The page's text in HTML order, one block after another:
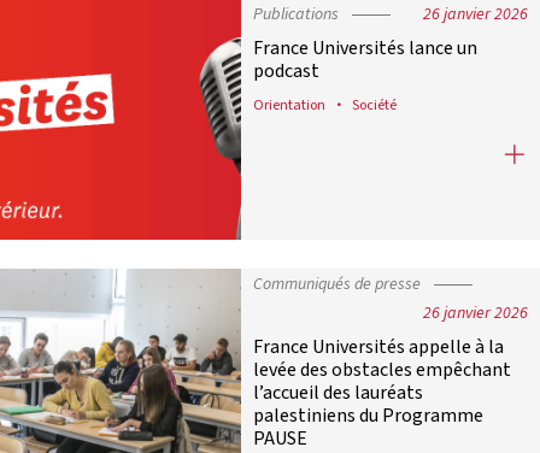
Publications 26 janvier 2026
France Universités lance un
podcast
Orientation Société
France Universités lance un
Communiqués de presse
26 janvier 2026
France Universités appelle à la
levée des obstacles empêchant
l’accueil des lauréats
palestiniens du Programme
PAUSE